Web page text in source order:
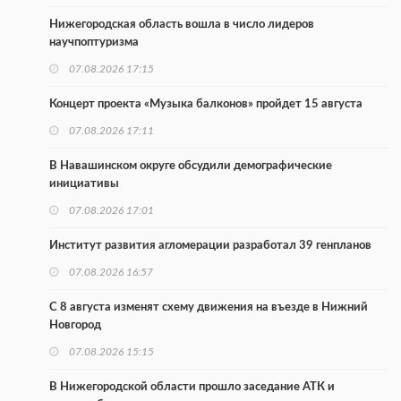
Нижегородская область вошла в число лидеров
научпоптуризма
07.08.2026 17:15
Концерт проекта «Музыка балконов» пройдет 15 августа
07.08.2026 17:11
В Навашинском округе обсудили демографические
инициативы
07.08.2026 17:01
Институт развития агломерации разработал 39 генпланов
07.08.2026 16:57
С 8 августа изменят схему движения на въезде в Нижний
Новгород
07.08.2026 15:15
В Нижегородской области прошло заседание АТК и